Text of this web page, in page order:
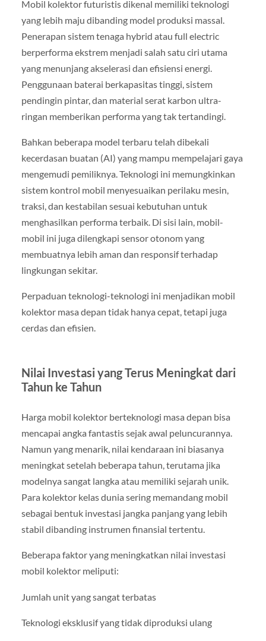
Mobil kolektor futuristis dikenal memiliki teknologi
yang lebih maju dibanding model produksi massal.
Penerapan sistem tenaga hybrid atau full electric
berperforma ekstrem menjadi salah satu ciri utama
yang menunjang akselerasi dan efisiensi energi.
Penggunaan baterai berkapasitas tinggi, sistem
pendingin pintar, dan material serat karbon ultra-
ringan memberikan performa yang tak tertandingi.
Bahkan beberapa model terbaru telah dibekali
kecerdasan buatan (AI) yang mampu mempelajari gaya
mengemudi pemiliknya. Teknologi ini memungkinkan
sistem kontrol mobil menyesuaikan perilaku mesin,
traksi, dan kestabilan sesuai kebutuhan untuk
menghasilkan performa terbaik. Di sisi lain, mobil-
mobil ini juga dilengkapi sensor otonom yang
membuatnya lebih aman dan responsif terhadap
lingkungan sekitar.
Perpaduan teknologi-teknologi ini menjadikan mobil
kolektor masa depan tidak hanya cepat, tetapi juga
cerdas dan efisien.
Nilai Investasi yang Terus Meningkat dari
Tahun ke Tahun
Harga mobil kolektor berteknologi masa depan bisa
mencapai angka fantastis sejak awal peluncurannya.
Namun yang menarik, nilai kendaraan ini biasanya
meningkat setelah beberapa tahun, terutama jika
modelnya sangat langka atau memiliki sejarah unik.
Para kolektor kelas dunia sering memandang mobil
sebagai bentuk investasi jangka panjang yang lebih
stabil dibanding instrumen finansial tertentu.
Beberapa faktor yang meningkatkan nilai investasi
mobil kolektor meliputi:
Jumlah unit yang sangat terbatas
Teknologi eksklusif yang tidak diproduksi ulang